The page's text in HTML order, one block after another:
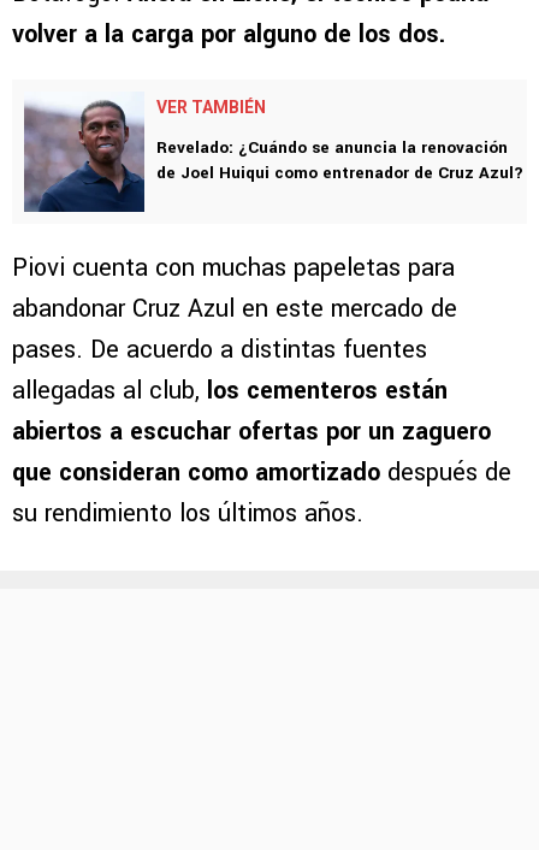
volver a la carga por alguno de los dos.
VER TAMBIÉN
Revelado: ¿Cuándo se anuncia la renovación
de Joel Huiqui como entrenador de Cruz Azul?
Piovi cuenta con muchas papeletas para
abandonar Cruz Azul en este mercado de
pases. De acuerdo a distintas fuentes
allegadas al club, los cementeros están
abiertos a escuchar ofertas por un zaguero
que consideran como amortizado después de
su rendimiento los últimos años.